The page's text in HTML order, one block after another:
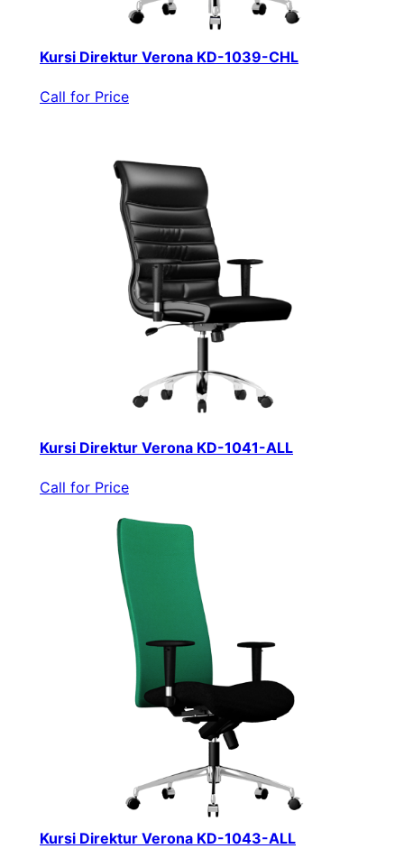
Kursi Direktur Verona KD-1039-CHL
Call for Price
Kursi Direktur Verona KD-1041-ALL
Call for Price
Kursi Direktur Verona KD-1043-ALL